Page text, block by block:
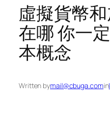
虛擬貨幣
在哪 你一
本概念
Written bymail@cbuga.comin